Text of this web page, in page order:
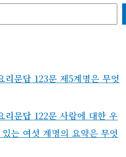
리문답 123문 제5계명은 무엇
리문답 122문 사람에 대한 우
는 여섯 계명의 요약은 무엇